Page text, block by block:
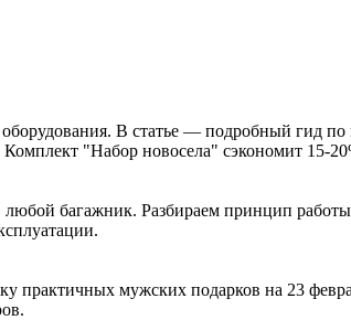
В статье — подробный гид
Комплект "Набор новосела" сэкономит 15-
любой багажник. Разбираем принцип
практичных мужских подарков на 23